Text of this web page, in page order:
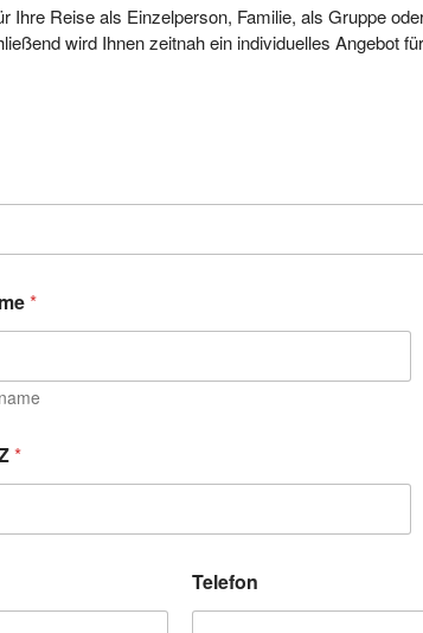
Reise als Einzelperson, Familie, als Gruppe
wird Ihnen zeitnah ein individuelles Angebot
*
*
Telefon